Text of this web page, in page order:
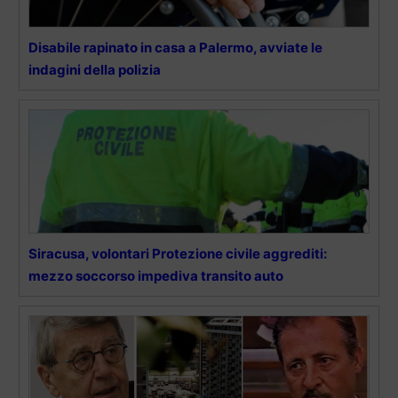
Disabile rapinato in casa a Palermo, avviate le
indagini della polizia
Siracusa, volontari Protezione civile aggrediti:
mezzo soccorso impediva transito auto